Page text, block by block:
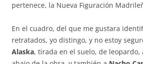
pertenece, la Nueva Figuración
En el cuadro, del que me gustara
retratados, yo distingo, y no estoy
Alaska, tirada en el suelo, de leopardo,